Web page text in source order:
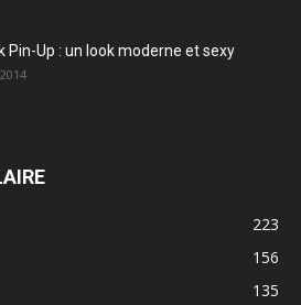
Pin-Up : un look moderne et sexy
223
156
135